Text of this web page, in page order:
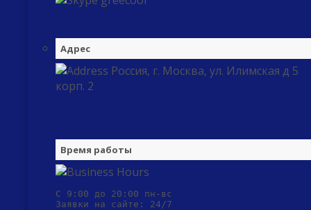
Адрес
Россия, г. Москва, ул. Илимская д 5
корп. 2
Время работы
С 9:00 до 20:00 пн-вс
Заявки на сайте: 24/7